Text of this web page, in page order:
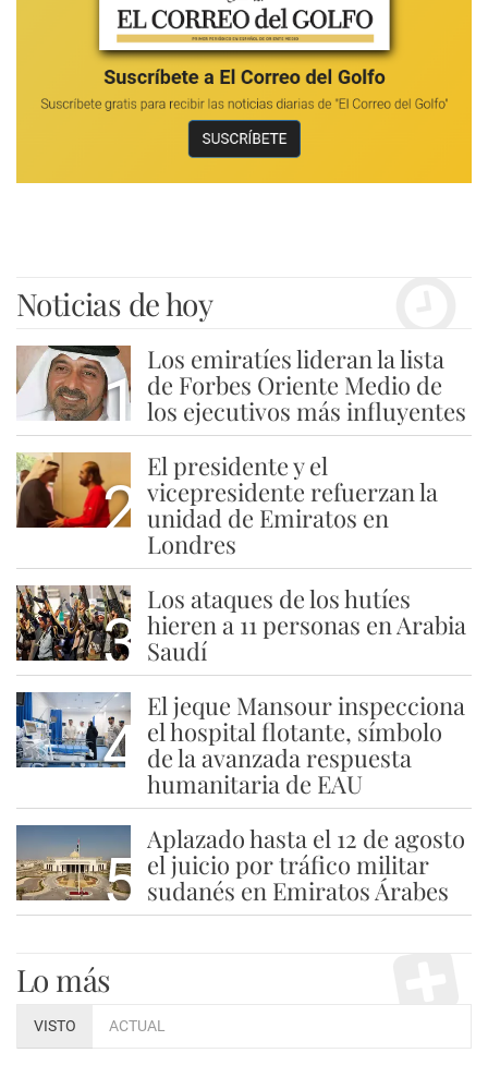
Noticias de hoy
1
Los emiratíes lideran la lista
de Forbes Oriente Medio de
los ejecutivos más influyentes
2
El presidente y el
vicepresidente refuerzan la
unidad de Emiratos en
Londres
3
Los ataques de los hutíes
hieren a 11 personas en Arabia
Saudí
4
El jeque Mansour inspecciona
el hospital flotante, símbolo
de la avanzada respuesta
humanitaria de EAU
5
Aplazado hasta el 12 de agosto
el juicio por tráfico militar
sudanés en Emiratos Árabes
Lo más
VISTO ACTUAL